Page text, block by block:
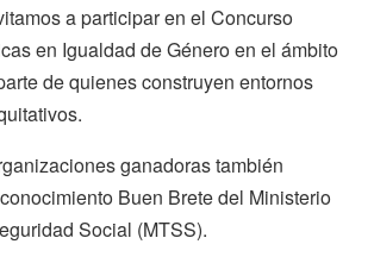
a participar en el Concurso
en Igualdad de Género en el ámbito
de quienes construyen entornos
ganadoras también
Buen Brete del Ministerio
Social (MTSS).